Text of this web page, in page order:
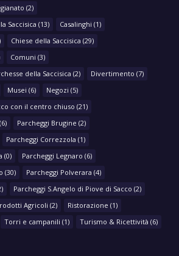
(2)
Saccisica (13) Casalinghi (1)
Chiese della Saccisica (29)
Comuni (3)
della Saccisica (2) Divertimento (7)
Musei (6) Negozi (5)
con il centro chiuso (21)
(6) Parcheggi Brugine (2)
Parcheggi Correzzola (1)
(0) Parcheggi Legnaro (6)
(30) Parcheggi Polverara (4)
Parcheggi S.Angelo di Piove di Sacco (2)
Agricoli (2) Ristorazione (1)
Torri e campanili (1) Turismo & Ricettività (6)